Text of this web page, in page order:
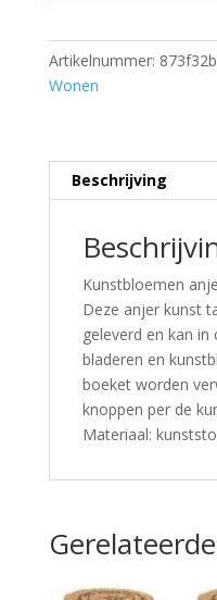
Artikelnummer:
Wonen
Beschrijving
Kunstbloemen
Deze anjer kunst
geleverd en kan
bladeren en
boeket worden
knoppen per de
Materiaal: